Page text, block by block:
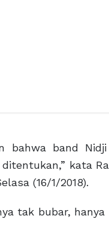
bahwa band
kata
(16/1/2018).
tak bubar,